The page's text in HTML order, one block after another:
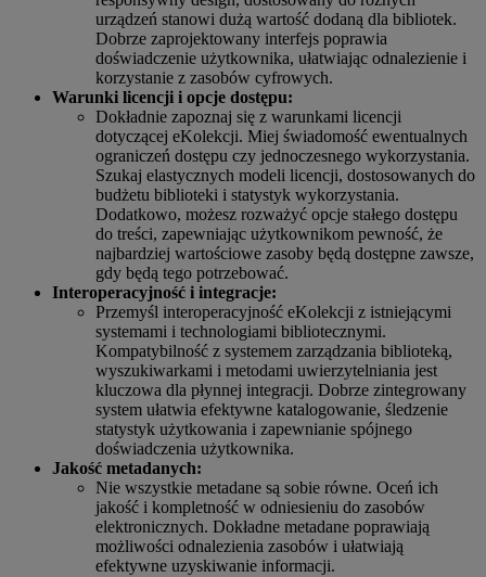
urządzeń stanowi dużą wartość dodaną dla bibliotek.
Dobrze zaprojektowany interfejs poprawia
doświadczenie użytkownika, ułatwiając odnalezienie i
korzystanie z zasobów cyfrowych.
Warunki licencji i opcje dostępu:
Dokładnie zapoznaj się z warunkami licencji
dotyczącej eKolekcji. Miej świadomość ewentualnych
ograniczeń dostępu czy jednoczesnego wykorzystania.
Szukaj elastycznych modeli licencji, dostosowanych do
budżetu biblioteki i statystyk wykorzystania.
Dodatkowo, możesz rozważyć opcje stałego dostępu
do treści, zapewniając użytkownikom pewność, że
najbardziej wartościowe zasoby będą dostępne zawsze,
gdy będą tego potrzebować.
Interoperacyjność i integracje:
Przemyśl interoperacyjność eKolekcji z istniejącymi
systemami i technologiami bibliotecznymi.
Kompatybilność z systemem zarządzania biblioteką,
wyszukiwarkami i metodami uwierzytelniania jest
kluczowa dla płynnej integracji. Dobrze zintegrowany
system ułatwia efektywne katalogowanie, śledzenie
statystyk użytkowania i zapewnianie spójnego
doświadczenia użytkownika.
Jakość metadanych:
Nie wszystkie metadane są sobie równe. Oceń ich
jakość i kompletność w odniesieniu do zasobów
elektronicznych. Dokładne metadane poprawiają
możliwości odnalezienia zasobów i ułatwiają
efektywne uzyskiwanie informacji.